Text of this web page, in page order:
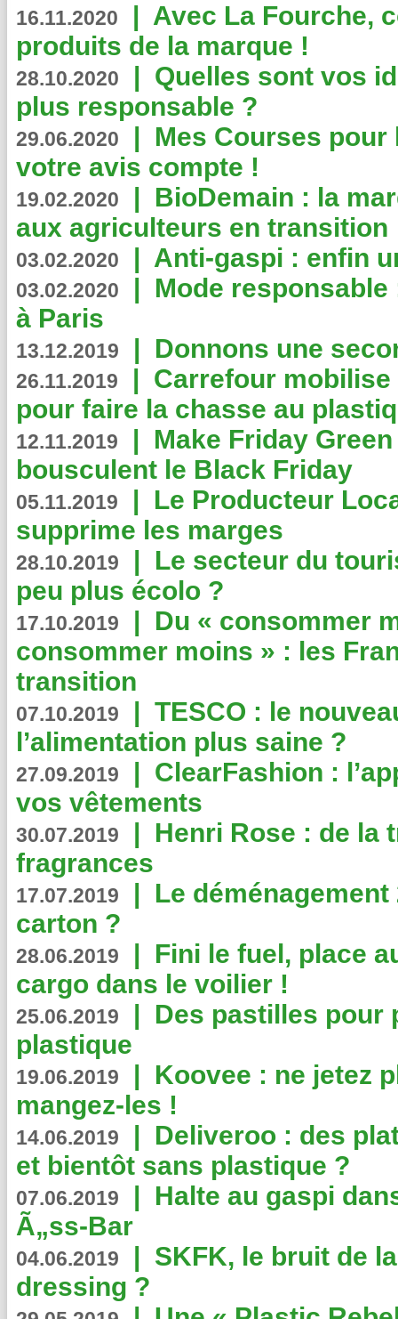
16.11.2020 | Avec La Fourche,
produits de la marque !
28.10.2020 | Quelles sont vos
plus responsable ?
29.06.2020 | Mes Courses pour
votre avis compte !
19.02.2020 | BioDemain : la
aux agriculteurs en transition
03.02.2020 | Anti-gaspi : enfin
03.02.2020 | Mode
à Paris
13.12.2019 | Donnons une
26.11.2019 | Carrefour
pour faire la chasse au
12.11.2019 | Make Friday
bousculent le Black Friday
05.11.2019 | Le Producteur
supprime les marges
28.10.2019 | Le secteur du
peu plus écolo ?
17.10.2019 | Du « consommer
consommer moins » : les
transition
07.10.2019 | TESCO : le
l’alimentation plus saine ?
27.09.2019 | ClearFashion :
vos vêtements
30.07.2019 | Henri Rose : de la
fragrances
17.07.2019 | Le
carton ?
28.06.2019 | Fini le fuel, place
cargo dans le voilier !
25.06.2019 | Des pastilles pour
plastique
19.06.2019 | Koovee : ne jetez
mangez-les !
14.06.2019 | Deliveroo : des
et bientôt sans plastique ?
07.06.2019 | Halte au gaspi
Ã„ss-Bar
04.06.2019 | SKFK, le bruit de
dressing ?